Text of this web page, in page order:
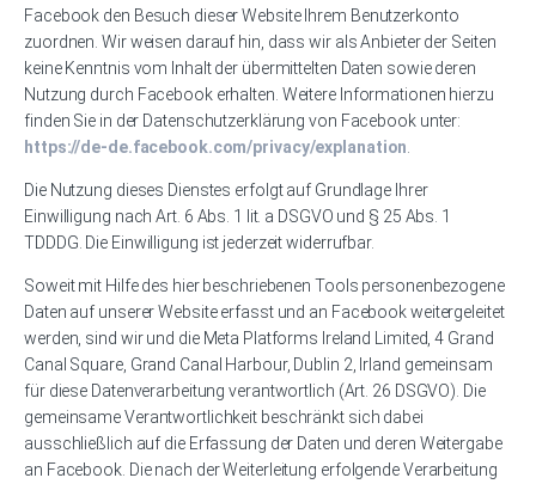
Facebook den Besuch dieser Website Ihrem Benutzerkonto
zuordnen. Wir weisen darauf hin, dass wir als Anbieter der Seiten
keine Kenntnis vom Inhalt der übermittelten Daten sowie deren
Nutzung durch Facebook erhalten. Weitere Informationen hierzu
finden Sie in der Datenschutzerklärung von Facebook unter:
https://de-de.facebook.com/privacy/explanation
Die Nutzung dieses Dienstes erfolgt auf Grundlage Ihrer
Einwilligung nach Art. 6 Abs. 1 lit. a DSGVO und § 25 Abs. 1
TDDDG. Die Einwilligung ist jederzeit widerrufbar.
Soweit mit Hilfe des hier beschriebenen Tools personenbezogene
Daten auf unserer Website erfasst und an Facebook weitergeleitet
werden, sind wir und die Meta Platforms Ireland Limited, 4 Grand
Canal Square, Grand Canal Harbour, Dublin 2, Irland gemeinsam
für diese Datenverarbeitung verantwortlich (Art. 26 DSGVO). Die
gemeinsame Verantwortlichkeit beschränkt sich dabei
ausschließlich auf die Erfassung der Daten und deren Weitergabe
an Facebook. Die nach der Weiterleitung erfolgende Verarbeitung